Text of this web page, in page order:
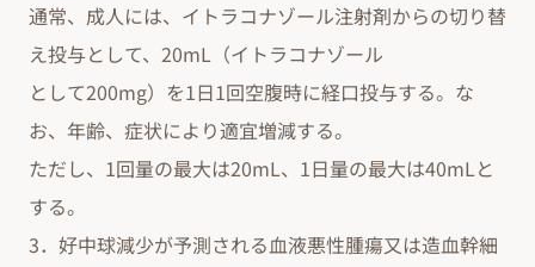
通常、成人には、イトラコナゾール注射剤からの切り替
え投与として、20mL（イトラコナゾール
として200mg）を1日1回空腹時に経口投与する。な
お、年齢、症状により適宜増減する。
ただし、1回量の最大は20mL、1日量の最大は40mLと
する。
3．好中球減少が予測される血液悪性腫瘍又は造血幹細